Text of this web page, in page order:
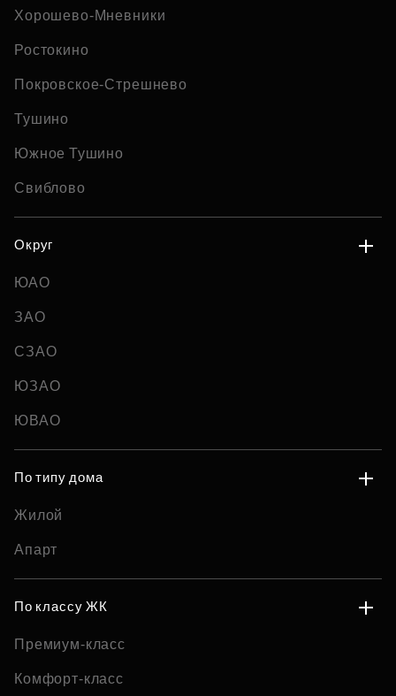
Хорошево-Мневники
Ростокино
Покровское-Стрешнево
Тушино
Южное Тушино
Свиблово
Округ
ЮАО
ЗАО
СЗАО
ЮЗАО
ЮВАО
По типу дома
Жилой
Апарт
По классу ЖК
Премиум-класс
Комфорт-класс